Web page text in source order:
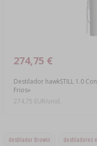
Destilador hawkSTILL 1.0
Frios»
274,75 €
274,75 EUR/unid.
destilador Browin destiladores